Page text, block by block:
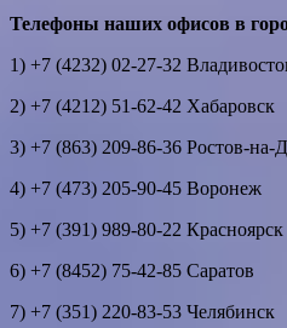
Телефоны наших офисов в
1) +7 (4232) 02-27-32
2) +7 (4212) 51-62-42 Хабаровск
3) +7 (863) 209-86-36 Ростов-на-
4) +7 (473) 205-90-45 Воронеж
5) +7 (391) 989-80-22 Красноярск
6) +7 (8452) 75-42-85 Саратов
7) +7 (351) 220-83-53 Челябинск